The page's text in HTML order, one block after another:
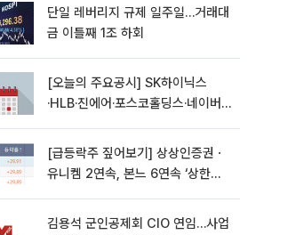
단일 레버리지 규제 일주일…거래대
금 이틀째 1조 하회
[오늘의 주요공시] SK하이닉스
·HLB·진에어·포스코홀딩스·네이버·
[급등락주 짚어보기] 상상인증권ㆍ
유니켐 2연속, 본느 6연속 ‘상한
김용석 군인공제회 CIO 연임…사업